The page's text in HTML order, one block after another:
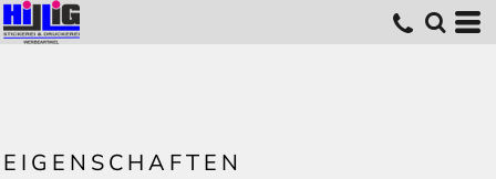
EIGENSCHAFTEN